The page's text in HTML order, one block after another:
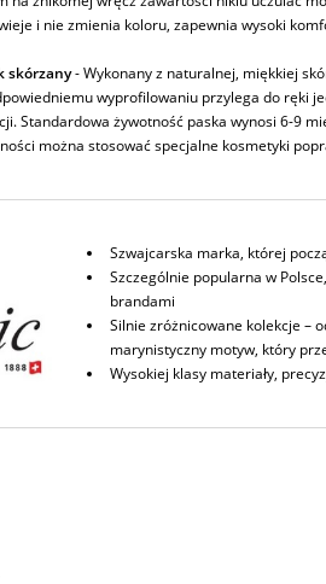
i nie zmienia koloru, zapewnia wysoki
skórzany- Wykonany z naturalnej, miękkiej
wyprofilowaniu przylega do ręki
Standardowa żywotność paska wynosi 6-9
można stosować specjalne kosmetyki
Szwajcarska marka, której
Szczególnie popularna w
brandami
Silnie zróżnicowane kolekcje –
marynistyczny motyw, który
Wysokiej klasy materiały,